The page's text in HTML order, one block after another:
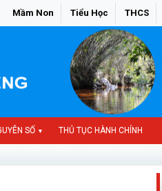
Mầm Non Tiểu Học THCS
SỐ ▼ THỦ TỤC HÀNH CHÍNH